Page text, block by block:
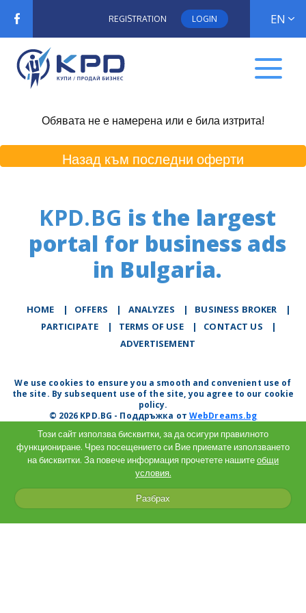
REGISTRATION LOGIN EN
Обявата не е намерена или е била изтрита!
Назад към последни оферти
KPD.BG is the largest
portal for business ads
in Bulgaria.
HOME | OFFERS | АNALYZES | BUSINESS BROKER
|
PARTICIPATE
| TERMS OF USE | CONTACT US
|
ADVERTISEMENT
We use cookies to ensure you a smooth and convenient use of
the site. By subsequent use of the site, you agree to our cookie
policy.
© 2026 KPD.BG - Поддръжка отWebDreams.bg
Този сайт използва бисквитки, за да осигури правилното
функциониране. Чрез посещението си Вие приемате използването
на бисквитки. За повече информация прочетете нашитеобщи
условия.
Разбрах